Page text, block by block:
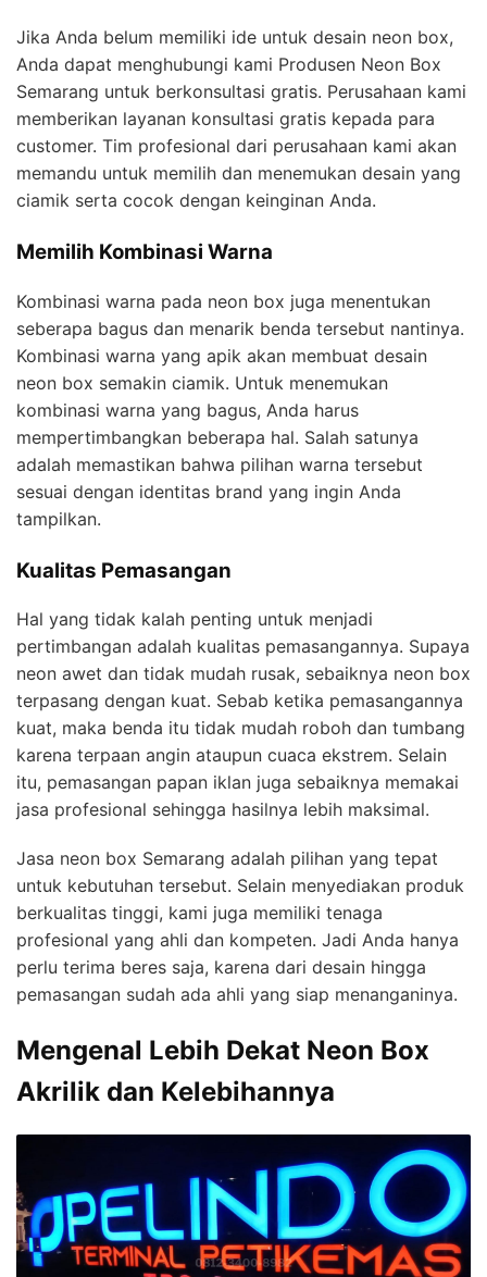
Jika Anda belum memiliki ide untuk desain neon box,
Anda dapat menghubungi kami Produsen Neon Box
Semarang untuk berkonsultasi gratis. Perusahaan kami
memberikan layanan konsultasi gratis kepada para
customer. Tim profesional dari perusahaan kami akan
memandu untuk memilih dan menemukan desain yang
ciamik serta cocok dengan keinginan Anda.
Memilih Kombinasi Warna
Kombinasi warna pada neon box juga menentukan
seberapa bagus dan menarik benda tersebut nantinya.
Kombinasi warna yang apik akan membuat desain
neon box semakin ciamik. Untuk menemukan
kombinasi warna yang bagus, Anda harus
mempertimbangkan beberapa hal. Salah satunya
adalah memastikan bahwa pilihan warna tersebut
sesuai dengan identitas brand yang ingin Anda
tampilkan.
Kualitas Pemasangan
Hal yang tidak kalah penting untuk menjadi
pertimbangan adalah kualitas pemasangannya. Supaya
neon awet dan tidak mudah rusak, sebaiknya neon box
terpasang dengan kuat. Sebab ketika pemasangannya
kuat, maka benda itu tidak mudah roboh dan tumbang
karena terpaan angin ataupun cuaca ekstrem. Selain
itu, pemasangan papan iklan juga sebaiknya memakai
jasa profesional sehingga hasilnya lebih maksimal.
Jasa neon box Semarang adalah pilihan yang tepat
untuk kebutuhan tersebut. Selain menyediakan produk
berkualitas tinggi, kami juga memiliki tenaga
profesional yang ahli dan kompeten. Jadi Anda hanya
perlu terima beres saja, karena dari desain hingga
pemasangan sudah ada ahli yang siap menanganinya.
Mengenal Lebih Dekat Neon Box
Akrilik dan Kelebihannya